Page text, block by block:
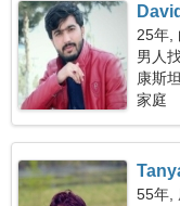
David
25年,
男人
康斯
家庭
55年,